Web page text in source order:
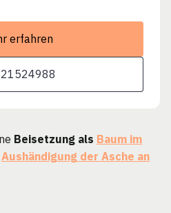
erfahren
Beisetzung als Baum im
Aushändigung der Asche an